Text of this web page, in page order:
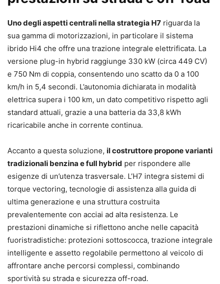
Uno degli aspetti centrali nella strategia H7 riguarda la
sua gamma di motorizzazioni, in particolare il sistema
ibrido Hi4 che offre una trazione integrale elettrificata. La
versione plug-in hybrid raggiunge 330 kW (circa 449 CV)
e 750 Nm di coppia, consentendo uno scatto da 0 a 100
km/h in 5,4 secondi. L’autonomia dichiarata in modalità
elettrica supera i 100 km, un dato competitivo rispetto agli
standard attuali, grazie a una batteria da 33,8 kWh
ricaricabile anche in corrente continua.
Accanto a questa soluzione, il costruttore propone varianti
tradizionali benzina e full hybrid per rispondere alle
esigenze di un’utenza trasversale. L’H7 integra sistemi di
torque vectoring, tecnologie di assistenza alla guida di
ultima generazione e una struttura costruita
prevalentemente con acciai ad alta resistenza. Le
prestazioni dinamiche si riflettono anche nelle capacità
fuoristradistiche: protezioni sottoscocca, trazione integrale
intelligente e assetto regolabile permettono al veicolo di
affrontare anche percorsi complessi, combinando
sportività su strada e sicurezza off-road.